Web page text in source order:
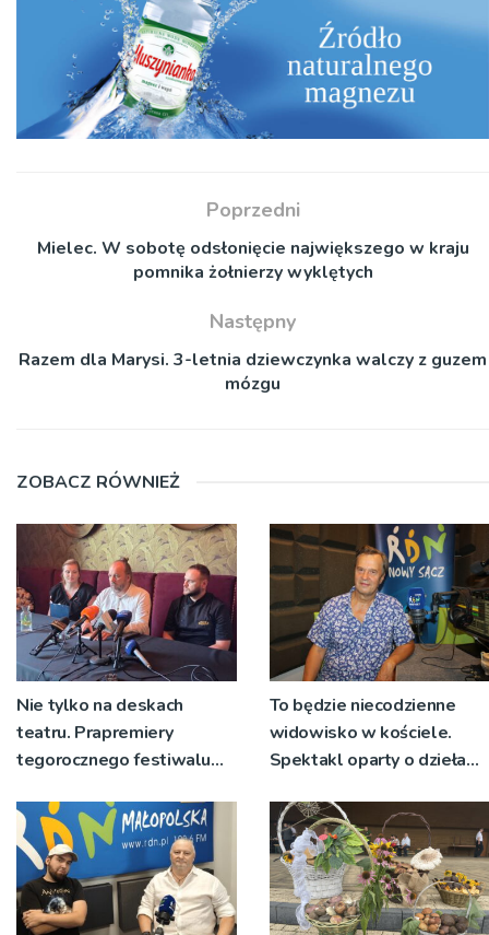
Poprzedni
Mielec. W sobotę odsłonięcie największego w kraju
pomnika żołnierzy wyklętych
Następny
Razem dla Marysi. 3-letnia dziewczynka walczy z guzem
mózgu
ZOBACZ RÓWNIEŻ
Nie tylko na deskach
teatru. Prapremiery
tegorocznego festiwalu
niecodziennych
okolicznościach
To będzie niecodzienne
widowisko w kościele.
Spektakl oparty o dzieła